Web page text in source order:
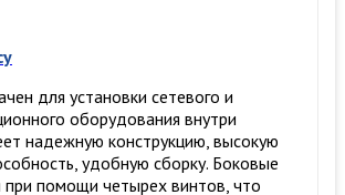
для установки сетевого и
оборудования внутри
надежную конструкцию, высокую
удобную сборку. ​Боковые
при помощи четырех винтов, что